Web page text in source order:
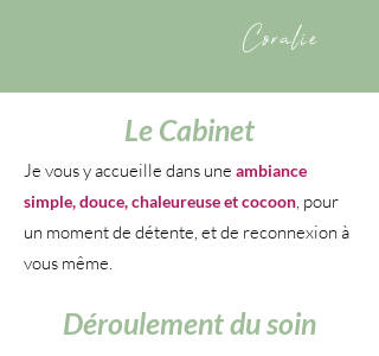
Coralie
Le Cabinet
Je vous y accueille dans une ambiance
simple, douce, chaleureuse et cocoon, pour
un moment de détente, et de reconnexion à
vous même.
Déroulement du soin